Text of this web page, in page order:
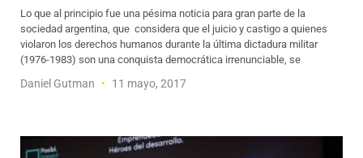
Lo que al principio fue una pésima noticia para gran parte de la
sociedad argentina, que considera que el juicio y castigo a quienes
violaron los derechos humanos durante la última dictadura militar
(1976-1983) son una conquista democrática irrenunciable, se
Daniel Gutman 11 mayo, 2017